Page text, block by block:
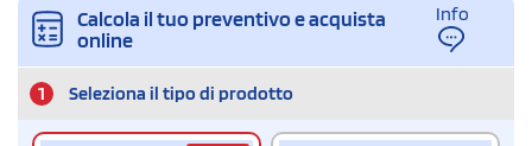
Calcola il tuo preventivo e acquista
online
Info
1 Seleziona il tipo di prodotto